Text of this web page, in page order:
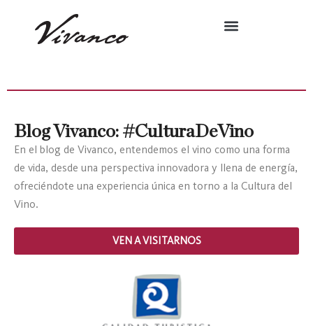
Blog Vivanco: #CulturaDeVino
En el blog de Vivanco, entendemos el vino como una forma
de vida, desde una perspectiva innovadora y llena de energía,
ofreciéndote una experiencia única en torno a la Cultura del
Vino.
VEN A VISITARNOS